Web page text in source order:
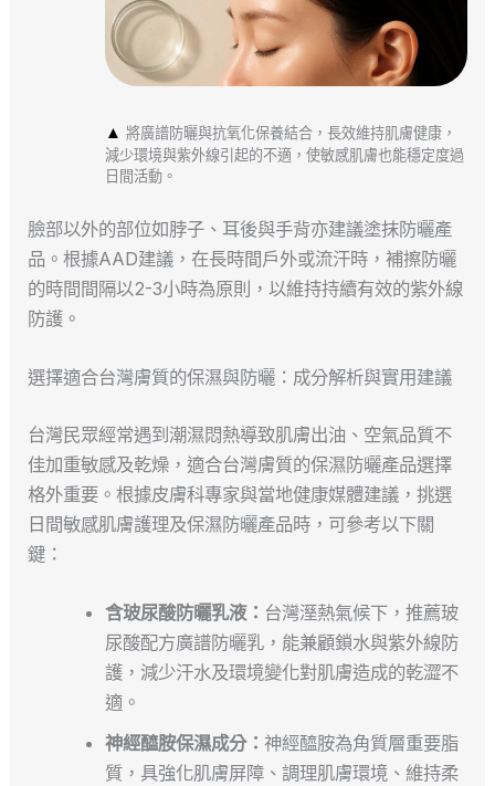
▲ 將廣譜防曬與抗氧化保養結合，長效維持肌膚健康，
減少環境與紫外線引起的不適，使敏感肌膚也能穩定度過
日間活動。
臉部以外的部位如脖子、耳後與手背亦建議塗抹防曬產
品。根據AAD建議，在長時間戶外或流汗時，補擦防曬
的時間間隔以2-3小時為原則，以維持持續有效的紫外線
防護。
選擇適合台灣膚質的保濕與防曬：成分解析與實用建議
台灣民眾經常遇到潮濕悶熱導致肌膚出油、空氣品質不
佳加重敏感及乾燥，適合台灣膚質的保濕防曬產品選擇
格外重要。根據皮膚科專家與當地健康媒體建議，挑選
日間敏感肌膚護理及保濕防曬產品時，可參考以下關
鍵：
含玻尿酸防曬乳液： 台灣溼熱氣候下，推薦玻
尿酸配方廣譜防曬乳，能兼顧鎖水與紫外線防
護，減少汗水及環境變化對肌膚造成的乾澀不
適。
神經醯胺保濕成分： 神經醯胺為角質層重要脂
質，具強化肌膚屏障、調理肌膚環境、維持柔